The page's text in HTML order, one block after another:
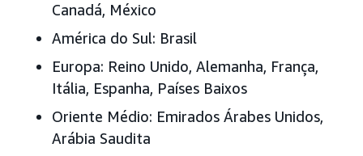
Canadá, México
América do Sul: Brasil
Europa: Reino Unido, Alemanha, França,
Itália, Espanha, Países Baixos
Oriente Médio: Emirados Árabes Unidos,
Arábia Saudita